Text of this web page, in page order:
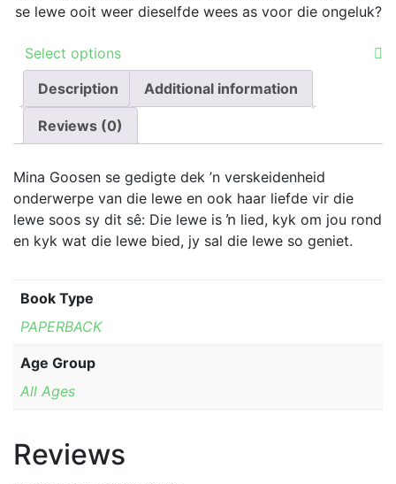
se lewe ooit weer dieselfde wees as voor die ongeluk?
Select options
product
has
multiple
options
may
be
chosen
the
Description Additional information
Reviews (0)
Mina Goosen se gedigte dek ’n verskeidenheid
onderwerpe van die lewe en ook haar liefde vir die
lewe soos sy dit sê: Die lewe is ŉ lied, kyk om jou rond
en kyk wat die lewe bied, jy sal die lewe so geniet.
Book Type
PAPERBACK
Age Group
All Ages
Reviews